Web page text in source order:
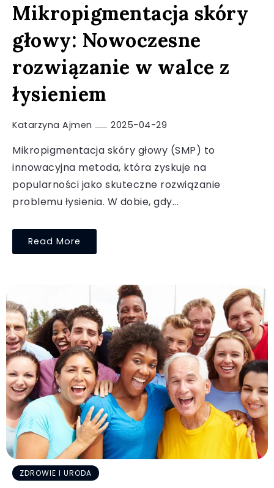
Mikropigmentacja skóry
głowy: Nowoczesne
rozwiązanie w walce z
łysieniem
Katarzyna Ajmen 2025-04-29
Mikropigmentacja skóry głowy (SMP) to
innowacyjna metoda, która zyskuje na
popularności jako skuteczne rozwiązanie
problemu łysienia. W dobie, gdy...
Read More
ZDROWIE I URODA